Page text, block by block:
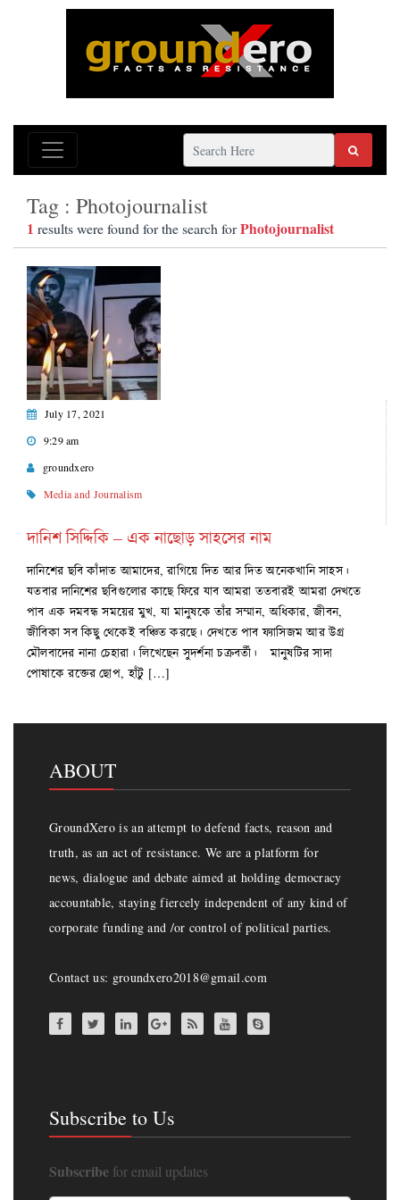
Tag : Photojournalist
1 results were found for the search forPhotojournalist
July 17, 2021
9:29 am
groundxero
Media and Journalism
দানিশ সিদ্দিকি – এক নাছোড় সাহসের নাম
দানিশের ছবি কাঁদাত আমাদের, রাগিয়ে দিত আর দিত অনেকখানি সাহস।
যতবার দানিশের ছবিগুলোর কাছে ফিরে যাব আমরা ততবারই আমরা দেখতে
পাব এক দমবন্ধ সময়ের মুখ, যা মানুষকে তাঁর সম্মান, অধিকার, জীবন,
জীবিকা সব কিছু থেকেই বঞ্চিত করছে। দেখতে পাব ফ্যাসিজম আর উগ্র
মৌলবাদের নানা চেহারা। লিখেছেন সুদর্শনা চক্রবর্তী। মানুষটির সাদা
পোষাকে রক্তের ছোপ, হাঁটু […]
ABOUT
GroundXero is an attempt to defend facts, reason and
truth, as an act of resistance. We are a platform for
news, dialogue and debate aimed at holding democracy
accountable, staying fiercely independent of any kind of
corporate funding and /or control of political parties.
Contact us: groundxero2018@gmail.com
Subscribe to Us
Subscribe for email updates